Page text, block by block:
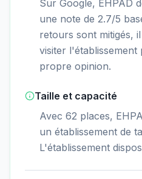
Sur Google, EHPAD
une note de 2.7/5
retours sont mitigés,
visiter
propre opinion.
Taille et capacité
Avec 62 places,
un établissement de
L'établissement